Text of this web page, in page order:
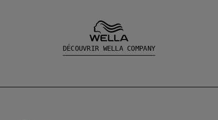
DÉCOUVRIR WELLA COMPANY